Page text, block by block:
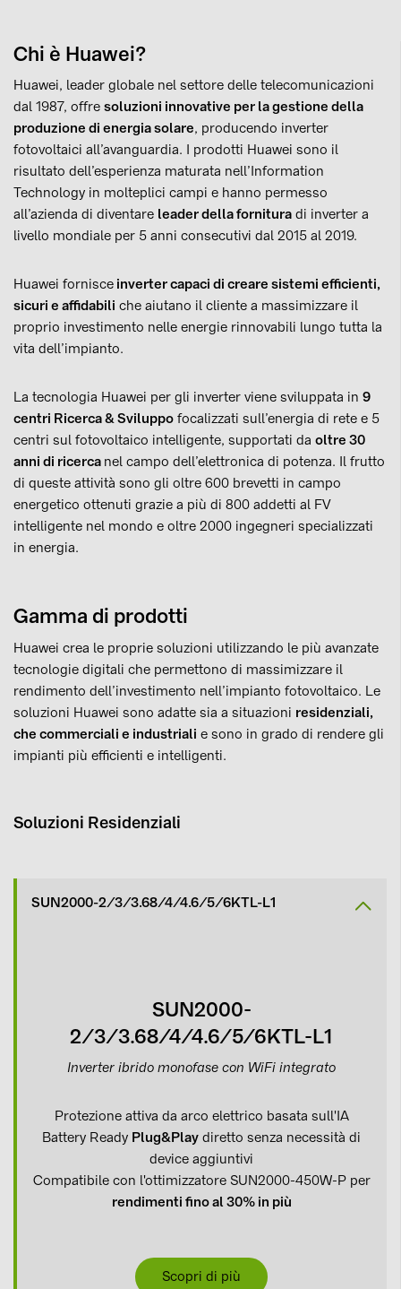
Chi è Huawei?
Huawei, leader globale nel settore delle telecomunicazioni
dal 1987, offre soluzioni innovative per la gestione della
produzione di energia solare, producendo inverter
fotovoltaici all’avanguardia. I prodotti Huawei sono il
risultato dell’esperienza maturata nell’Information
Technology in molteplici campi e hanno permesso
all’azienda di diventare leader della fornitura di inverter a
livello mondiale per 5 anni consecutivi dal 2015 al 2019.
Huawei fornisce inverter capaci di creare sistemi efficienti,
sicuri e affidabili che aiutano il cliente a massimizzare il
proprio investimento nelle energie rinnovabili lungo tutta la
vita dell’impianto.
La tecnologia Huawei per gli inverter viene sviluppata in 9
centri Ricerca & Sviluppo focalizzati sull’energia di rete e 5
centri sul fotovoltaico intelligente, supportati da oltre 30
anni di ricerca nel campo dell’elettronica di potenza. Il frutto
di queste attività sono gli oltre 600 brevetti in campo
energetico ottenuti grazie a più di 800 addetti al FV
intelligente nel mondo e oltre 2000 ingegneri specializzati
in energia.
Gamma di prodotti
Huawei crea le proprie soluzioni utilizzando le più avanzate
tecnologie digitali che permettono di massimizzare il
rendimento dell’investimento nell’impianto fotovoltaico. Le
soluzioni Huawei sono adatte sia a situazioni residenziali,
che commerciali e industriali e sono in grado di rendere gli
impianti più efficienti e intelligenti.
Soluzioni Residenziali
SUN2000-2/3/3.68/4/4.6/5/6KTL-L1
SUN2000-
2/3/3.68/4/4.6/5/6KTL-L1
Inverter ibrido monofase con WiFi integrato
Protezione attiva da arco elettrico basata sull'IA
Battery Ready Plug&Play diretto senza necessità di
device aggiuntivi
Compatibile con l'ottimizzatore SUN2000-450W-P per
rendimenti fino al 30% in più
Scopri di più